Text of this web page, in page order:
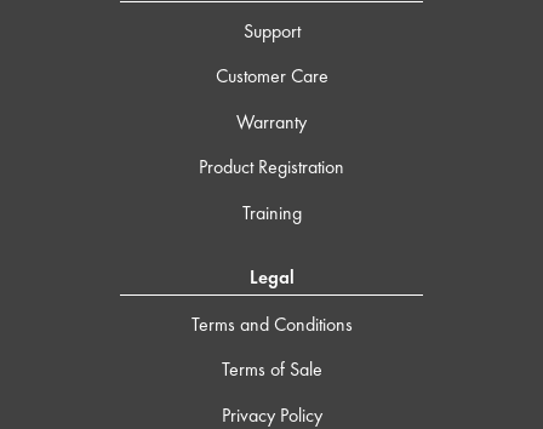
Support
Customer Care
Warranty
Product Registration
Training
Legal
Terms and Conditions
Terms of Sale
Privacy Policy